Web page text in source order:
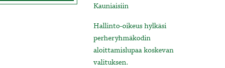
Kauniaisiin
Hallinto-oikeus hylkäsi
perheryhmäkodin
aloittamislupaa koskevan
valituksen.